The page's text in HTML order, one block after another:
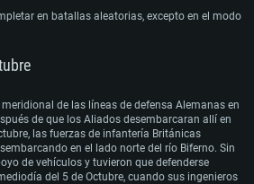
en batallas aleatorias, excepto en el modo
de las líneas de defensa Alemanas en
de que los Aliados desembarcaran allí en
las fuerzas de infantería Británicas
en el lado norte del río Biferno. Sin
de vehículos y tuvieron que defenderse
del 5 de Octubre, cuando sus ingenieros